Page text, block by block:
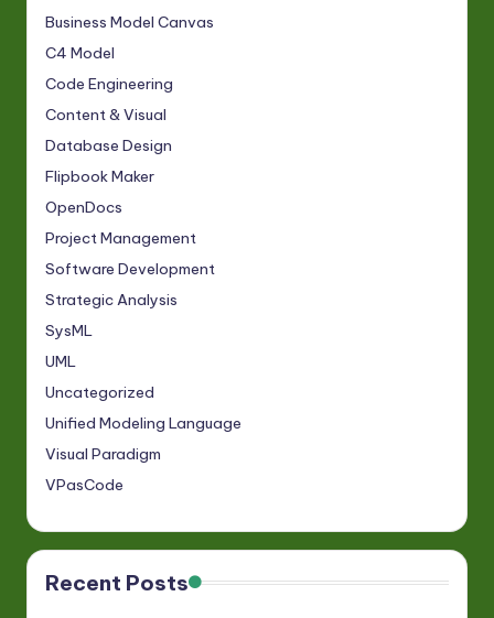
Business Model Canvas
C4 Model
Code Engineering
Content & Visual
Database Design
Flipbook Maker
OpenDocs
Project Management
Software Development
Strategic Analysis
SysML
UML
Uncategorized
Unified Modeling Language
Visual Paradigm
VPasCode
Recent Posts